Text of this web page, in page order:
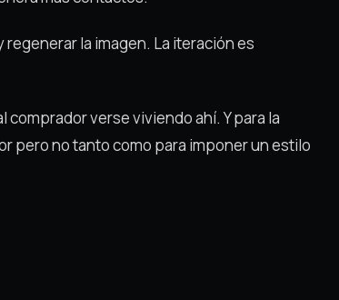
la imagen. La iteración es
verse viviendo ahí. Y para la
pero no tanto como para imponer un estilo